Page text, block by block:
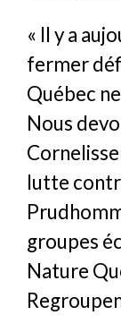
« Il y a
fermer
Québec
Nous
lutte
groupes
Nature